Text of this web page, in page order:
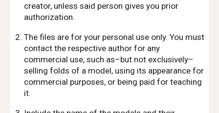
creator, unless said person gives you prior
authorization.
The files are for your personal use only. You must
contact the respective author for any
commercial use, such as–but not exclusively–
selling folds of a model, using its appearance for
commercial purposes, or being paid for teaching
it.